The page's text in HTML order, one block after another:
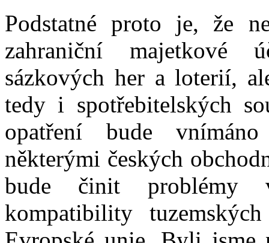
Podstatné proto je, že
zahraniční majetkové
sázkových her a loterií,
tedy i spotřebitelských
opatření bude
některými českých
bude činit problémy
kompatibility